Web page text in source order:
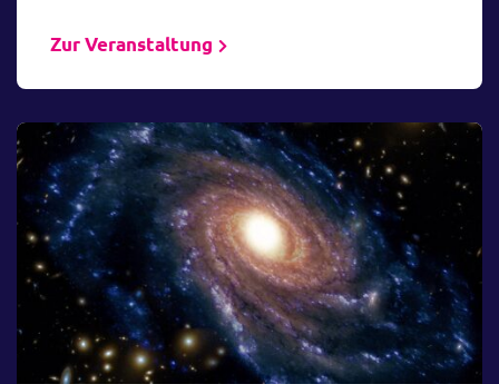
Zur Veranstaltung